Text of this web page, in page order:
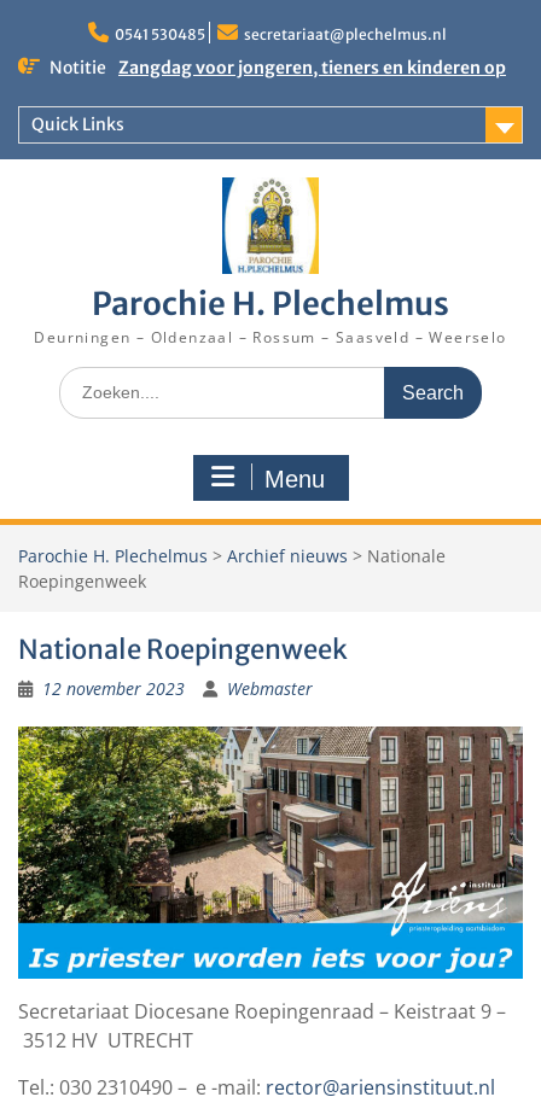
content
0541 530485 secretariaat@plechelmus.nl
Notitie
Zangdag voor jongeren, tieners en kinderen op
Denekamp
Uitnodiging installatie Pastoor Karel Donders
Quick Links
Parochie H. Plechelmus
Deurningen – Oldenzaal – Rossum – Saasveld – Weerselo
Search
for:
Menu
Parochie H. Plechelmus > Archief nieuws > Nationale
Roepingenweek
Nationale Roepingenweek
12 november 2023 Webmaster
Secretariaat Diocesane Roepingenraad – Keistraat 9 –
3512 HV UTRECHT
Tel.: 030 2310490 – e -mail: rector@ariensinstituut.nl